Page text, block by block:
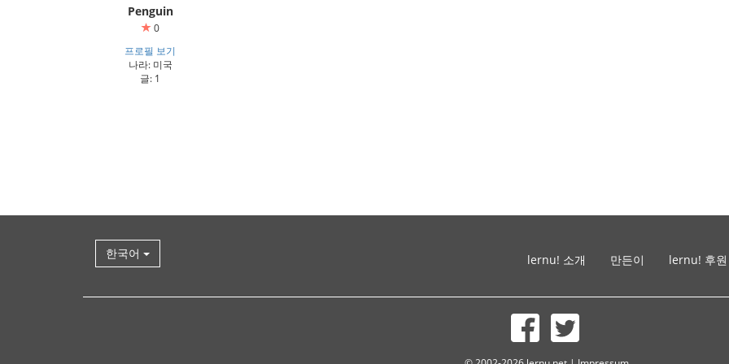
Penguin
0
프로필 보기
나라: 미국
글: 1
한국어 lernu! 소개 만든이 lernu! 후원